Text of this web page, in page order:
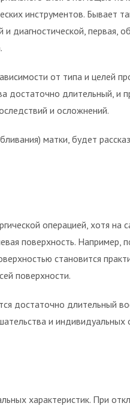
инструментов. Бывает
и диагностической, первая,
от типа и целей
достаточно длительный, и
и осложнений.
матки, будет
операцией, хотя на
поверхность. Например,
становится
поверхности.
достаточно длительный
и индивидуальных
характеристик. При